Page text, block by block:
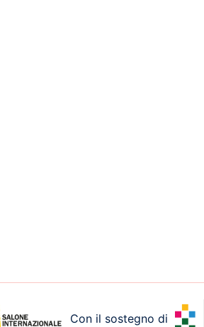
Con il sostegno di